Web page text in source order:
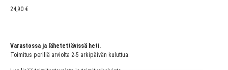
24,90 €
Varastossa ja lähetettävissä heti.
Toimitus perillä arviolta 2-5 arkipäivän kuluttua.